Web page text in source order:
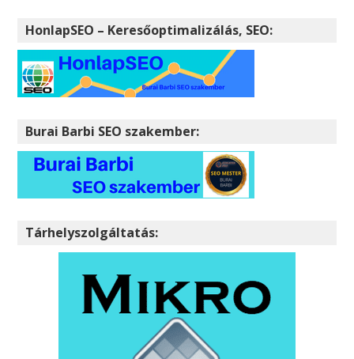
HonlapSEO – Keresőoptimalizálás, SEO:
Burai Barbi SEO szakember:
Tárhelyszolgáltatás: